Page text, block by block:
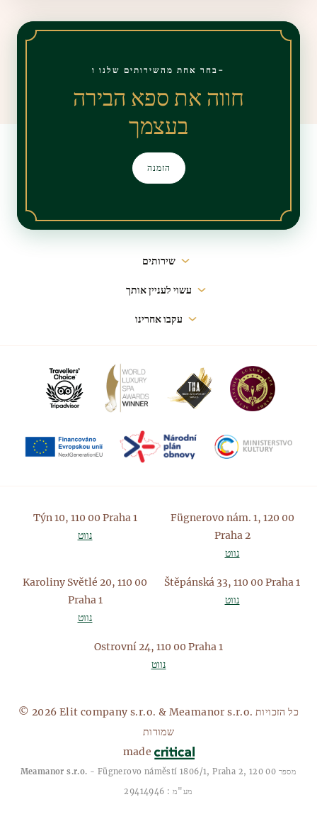
בחר אחת מהשירותים שלנו ו-
חווה את ספא הבירה
בעצמך
הזמנה
שירותים
עשוי לעניין אותך
עקבו אחרינו
Týn 10, 110 00 Praha 1
נווט
Fügnerovo nám. 1, 120 00
Praha 2
נווט
Karoliny Světlé 20, 110 00
Praha 1
נווט
Štěpánská 33, 110 00 Praha 1
נווט
Ostrovní 24, 110 00 Praha 1
נווט
© 2026 Elit company s.r.o. & Meamanor s.r.o. כל הזכויות
שמורות
made
Meamanor s.r.o. - Fügnerovo náměstí 1806/1, Praha 2, 120 00 מספר
מע"מ : 29414946